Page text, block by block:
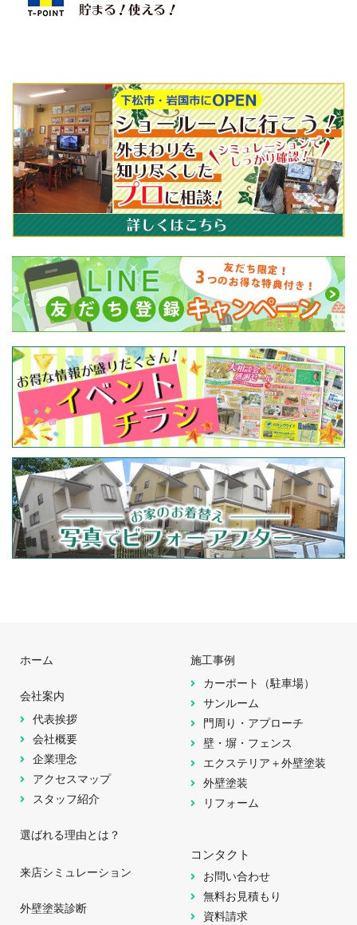
ホーム
会社案内
代表挨拶
会社概要
企業理念
アクセスマップ
スタッフ紹介
選ばれる理由とは？
施工事例
カーポート（駐車場）
サンルーム
門周り・アプローチ
壁・塀・フェンス
エクステリア＋外壁塗装
外壁塗装
リフォーム
来店シミュレーション
外壁塗装診断
コンタクト
お問い合わせ
無料お見積もり
資料請求